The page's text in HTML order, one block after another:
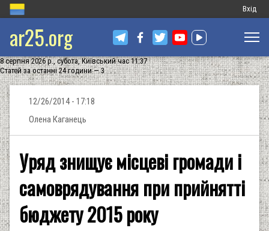
Меню
запису
Вхід
ar25.org
8 серпня 2026 р., субота, Київський час 11:37
Статей за останні 24 години — 3
12/26/2014 - 17:18
Олена Каганець
Уряд знищує місцеві громади і
самоврядування при прийнятті
бюджету 2015 року